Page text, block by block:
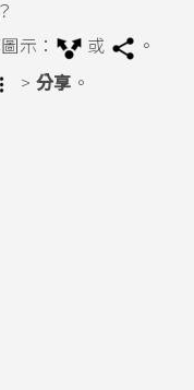
示：
或
。
> 分享 。